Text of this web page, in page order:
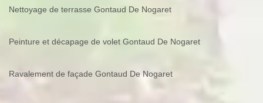
Nettoyage de terrasse Gontaud De Nogaret
Peinture et décapage de volet Gontaud De Nogaret
Ravalement de façade Gontaud De Nogaret